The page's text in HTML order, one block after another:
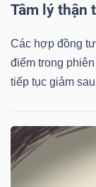
Tâm lý thận
Các hợp đồng
điểm trong
tiếp tục giảm